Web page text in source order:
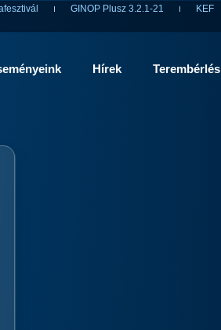
GINOP Plusz 3.2.1-21 KEF
Hírek Terembérlés